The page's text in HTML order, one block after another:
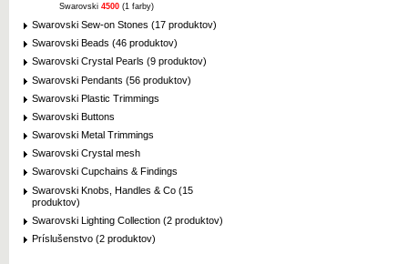
Swarovski 4500 (1 farby)
Swarovski Sew-on Stones (17 produktov)
Swarovski Beads (46 produktov)
Swarovski Crystal Pearls (9 produktov)
Swarovski Pendants (56 produktov)
Swarovski Plastic Trimmings
Swarovski Buttons
Swarovski Metal Trimmings
Swarovski Crystal mesh
Swarovski Cupchains & Findings
Swarovski Knobs, Handles & Co (15
produktov)
Swarovski Lighting Collection (2 produktov)
Príslušenstvo (2 produktov)